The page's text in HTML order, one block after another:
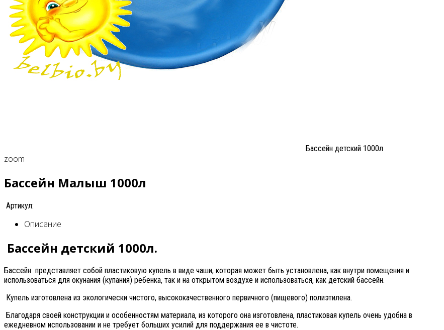
Бассейн детский 1000л
zoom
Бассейн Малыш 1000л
Артикул:
Описание
Бассейн детский 1000л.
Бассейн представляет собой пластиковую купель в виде чаши, которая может быть установлена, как внутри помещения и
использоваться для окунания (купания) ребенка, так и на открытом воздухе и использоваться, как детский бассейн.
Купель изготовлена из экологически чистого, высококачественного первичного (пищевого) полиэтилена.
Благодаря своей конструкции и особенностям материала, из которого она изготовлена, пластиковая купель очень удобна в
ежедневном использовании и не требует больших усилий для поддержания ее в чистоте.